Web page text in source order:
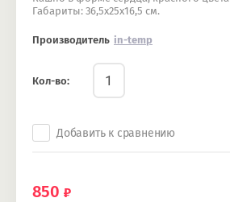
​​​​​​​Габариты: 36,5х25х16,5 см.
Производитель in-temp
Кол-во:
Добавить к сравнению
850